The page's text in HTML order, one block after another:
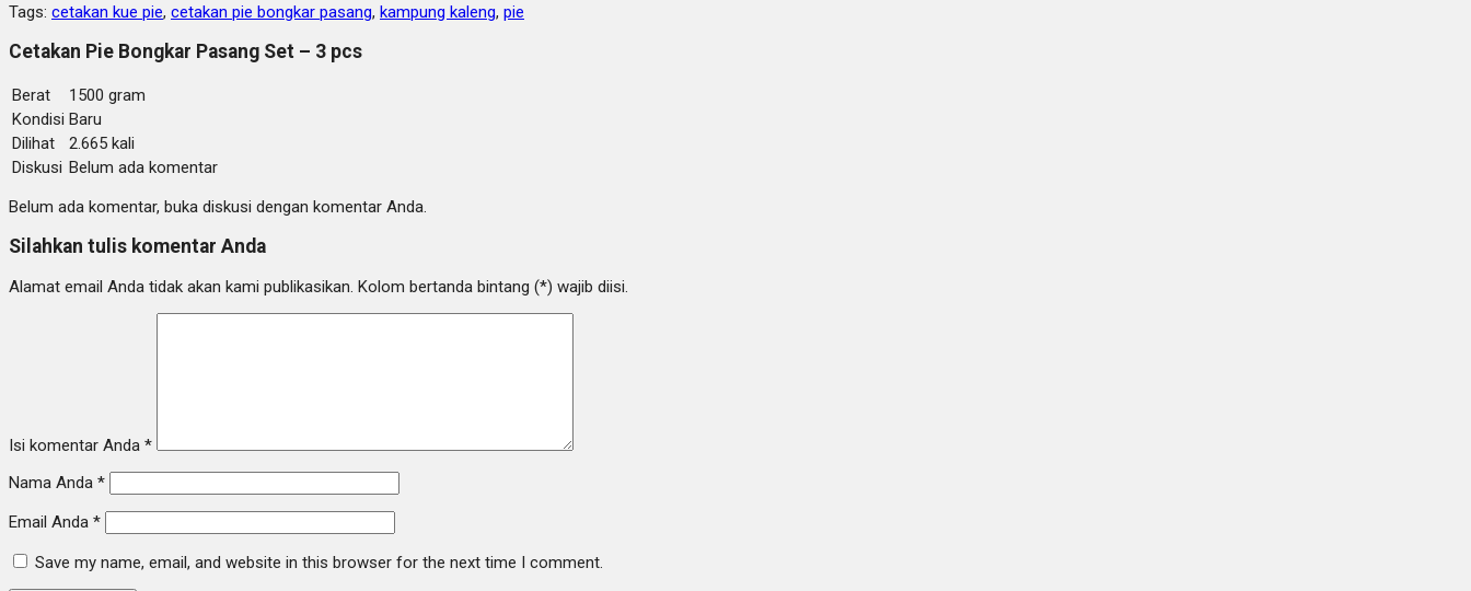
Tags: cetakan kue pie, cetakan pie bongkar pasang, kampung kaleng, pie
Cetakan Pie Bongkar Pasang Set – 3 pcs
Berat
1500 gram
Kondisi Baru
Dilihat
2.665 kali
Diskusi Belum ada komentar
Belum ada komentar, buka diskusi dengan komentar Anda.
Silahkan tulis komentar Anda
Alamat email Anda tidak akan kami publikasikan. Kolom bertanda bintang (*) wajib diisi.
Isi komentar Anda *
Nama Anda *
Email Anda *
Save my name, email, and website in this browser for the next time I comment.